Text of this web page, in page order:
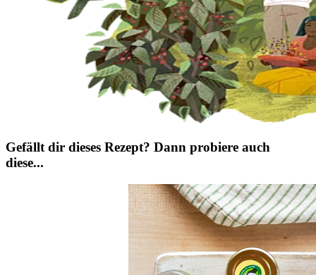
Gefällt dir dieses Rezept? Dann probiere auch
diese...